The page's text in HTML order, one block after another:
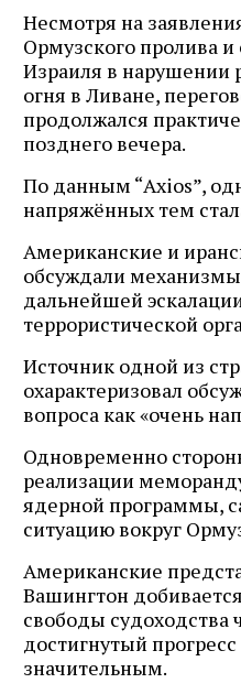
Несмотря на
Ормузского пролива
Израиля в
огня в Ливане,
продолжался
позднего вечера.
По данным “Axios”,
напряжённых тем
Американские и
обсуждали
дальнейшей
террористической
Источник одной из
охарактеризовал
вопроса как «очень
Одновременно
реализации
ядерной программы,
ситуацию вокруг
Американские
Вашингтон
свободы судоходства
достигнутый
значительным.